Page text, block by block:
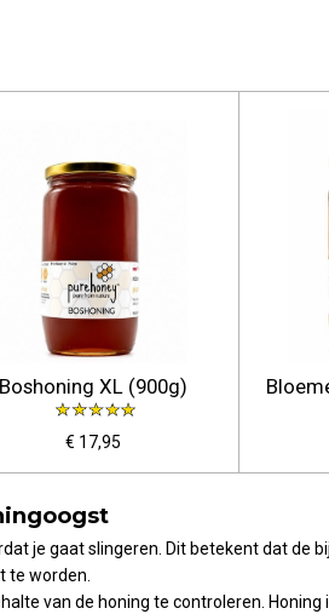
Boshoning XL (900g)
€ 17,95
je gaat slingeren. Dit betekent dat de
te worden.
van de honing te controleren.